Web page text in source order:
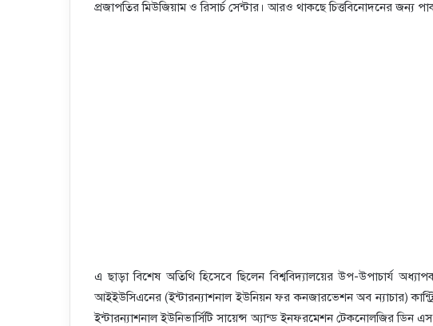
প্রজাপতির মিউজিয়াম ও রিসার্চ সেন্টার। আরও থাকছে চিত্তবিনোদনের জন্য
এ ছাড়া বিশেষ অতিথি হিসেবে ছিলেন বিশ্ববিদ্যালয়ের উপ-উপাচার্য
আইইউসিএনের (ইন্টারন্যাশনাল ইউনিয়ন ফর কনজারভেশন অব ন্যাচার)
ইন্টারন্যাশনাল ইউনিভার্সিটি সায়েন্স অ্যান্ড ইনফরমেশন টেকনোলজির ডিন